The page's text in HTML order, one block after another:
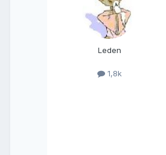
Leden
1,8k